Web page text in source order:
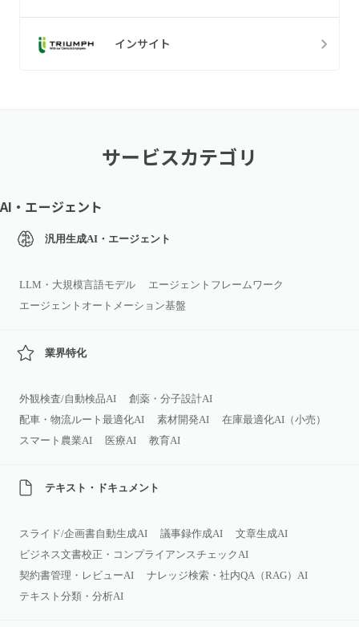
インサイト
サービスカテゴリ
AI・エージェント
汎用生成AI・エージェント
LLM・大規模言語モデル
エージェントフレームワーク
エージェントオートメーション基盤
業界特化
外観検査/自動検品AI
創薬・分子設計AI
配車・物流ルート最適化AI
素材開発AI
在庫最適化AI（小売）
スマート農業AI
医療AI 教育AI
テキスト・ドキュメント
スライド/企画書自動生成AI 議事録作成AI
文章生成AI
ビジネス文書校正・コンプライアンスチェックAI
契約書管理・レビューAI
ナレッジ検索・社内QA（RAG）AI
テキスト分類・分析AI